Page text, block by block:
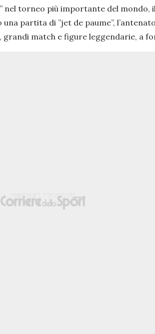
nel torneo più importante del
partita di ”jet de paume”,
match e figure leggendarie, a